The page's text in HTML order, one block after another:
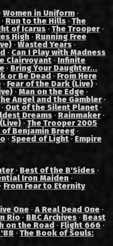
· Women in Uniform ·
· Run to the Hills · The
of Icarus · The Trooper ·
High · Running Free
· Wasted Years ·
· Can I Play with Madness
Clairvoyant · Infinite
· Bring Your Daughter...
or Be Dead · From Here
· Fear of the Dark (Live) ·
· Man on the Edge ·
Angel and the Gambler ·
· Out of the Silent Planet ·
Dreams · Rainmaker ·
· The Trooper 2005
Benjamin Breeg ·
· Speed of Light·Empire
· Best of the B'Sides ·
Iron Maiden ·
· From Fear to Eternity
One ·A Real Dead One ·
Rio · BBC Archives · Beast
on the Road · Flight 666 ·
'88 · The Book of Souls: